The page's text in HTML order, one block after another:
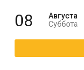
08
Августа
Суббота